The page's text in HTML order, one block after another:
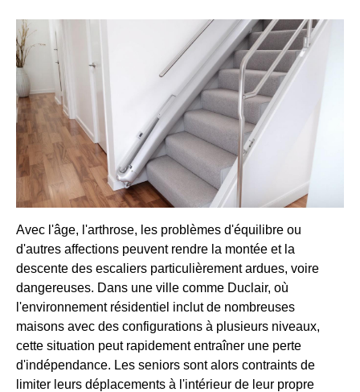
Avec l'âge, l'arthrose, les problèmes d'équilibre ou
d'autres affections peuvent rendre la montée et la
descente des escaliers particulièrement ardues, voire
dangereuses. Dans une ville comme Duclair, où
l'environnement résidentiel inclut de nombreuses
maisons avec des configurations à plusieurs niveaux,
cette situation peut rapidement entraîner une perte
d'indépendance. Les seniors sont alors contraints de
limiter leurs déplacements à l'intérieur de leur propre